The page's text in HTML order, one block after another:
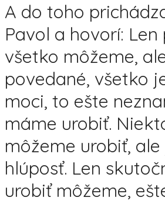
A do toho
Pavol a hovorí: Len
všetko môžeme,
povedané, všetko
moci, to ešte
máme urobiť.
môžeme urobiť,
hlúposť. Len
urobiť môžeme,